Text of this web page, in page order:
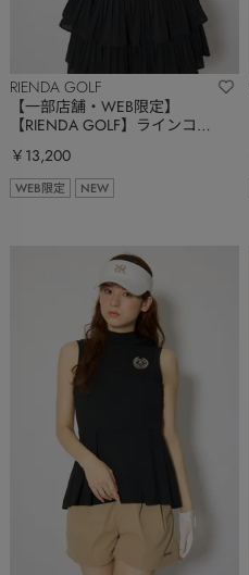
RIENDA GOLF
【一部店舗・WEB限定】
【RIENDA GOLF】ラインコン
￥13,200
WEB限定 NEW